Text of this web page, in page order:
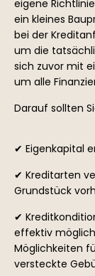
eigene
ein kleines
bei der
um die
sich zuvor mit
um alle
Darauf sollten
✔ Eigenkapital
✔ Kreditarten
Grundstück
✔
effektiv
Möglichkeiten
versteckte